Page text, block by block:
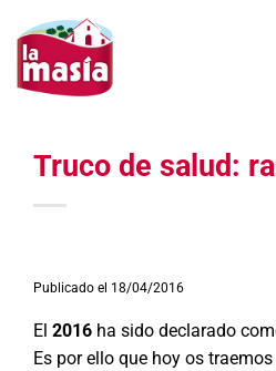
contenido
Truco de salud:
Publicado el 18/04/2016
El 2016 ha sido declarado
Es por ello que hoy os